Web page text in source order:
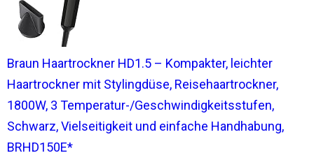
Braun Haartrockner HD1.5 – Kompakter, leichter
Haartrockner mit Stylingdüse, Reisehaartrockner,
1800W, 3 Temperatur-/Geschwindigkeitsstufen,
Schwarz, Vielseitigkeit und einfache Handhabung,
BRHD150E*